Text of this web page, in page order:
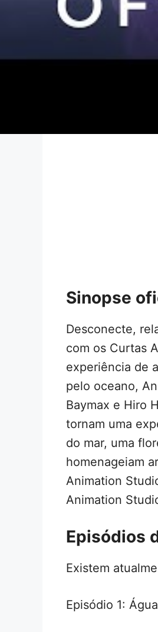
Sinopse
Desconecte,
com os Curtas
experiência de
pelo oceano,
Baymax e Hiro
tornam uma
do mar, uma
homenageiam
Animation
Animation
Episódios
Existem
Episódio 1: